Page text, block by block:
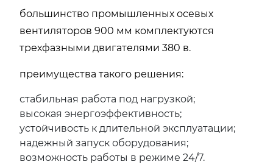
большинство промышленных осевых
вентиляторов 900 мм комплектуются
трехфазными двигателями 380 в.
преимущества такого решения:
стабильная работа под нагрузкой;
высокая энергоэффективность;
устойчивость к длительной эксплуатации;
надежный запуск оборудования;
возможность работы в режиме 24/7.